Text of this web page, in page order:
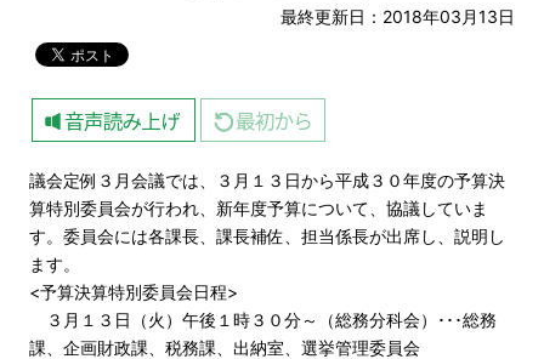
最終更新日：2018年03月13日
議会定例３月会議では、３月１３日から平成３０年度の予算決
算特別委員会が行われ、新年度予算について、協議していま
す。委員会には各課長、課長補佐、担当係長が出席し、説明し
ます。
<予算決算特別委員会日程>
３月１３日（火）午後１時３０分～（総務分科会）･･･総務
課、企画財政課、税務課、出納室、選挙管理委員会